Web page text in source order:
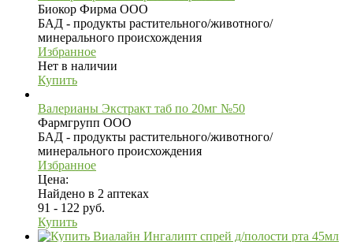
Биокор Фирма ООО
БАД - продукты растительного/животного/
минерального происхождения
Избранное
Нет в наличии
Купить
Валерианы Экстракт таб по 20мг №50
Фармгрупп ООО
БАД - продукты растительного/животного/
минерального происхождения
Избранное
Цена:
Найдено в 2 аптеках
91 - 122 руб.
Купить